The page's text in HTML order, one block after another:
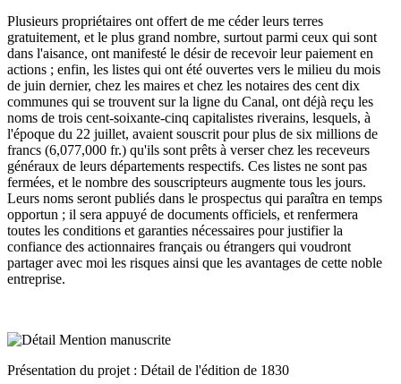
Plusieurs propriétaires ont offert de me céder leurs terres
gratuitement, et le plus grand nombre, surtout parmi ceux qui sont
dans l'aisance, ont manifesté le désir de recevoir leur paiement en
actions ; enfin, les listes qui ont été ouvertes vers le milieu du mois
de juin dernier, chez les maires et chez les notaires des cent dix
communes qui se trouvent sur la ligne du Canal, ont déjà reçu les
noms de trois cent-soixante-cinq capitalistes riverains, lesquels, à
l'époque du 22 juillet, avaient souscrit pour plus de six millions de
francs (6,077,000 fr.) qu'ils sont prêts à verser chez les receveurs
généraux de leurs départements respectifs. Ces listes ne sont pas
fermées, et le nombre des souscripteurs augmente tous les jours.
Leurs noms seront publiés dans le prospectus qui paraîtra en temps
opportun ; il sera appuyé de documents officiels, et renfermera
toutes les conditions et garanties nécessaires pour justifier la
confiance des actionnaires français ou étrangers qui voudront
partager avec moi les risques ainsi que les avantages de cette noble
entreprise.
Présentation du projet : Détail de l'édition de 1830